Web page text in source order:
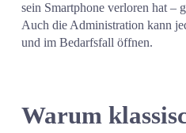
sein Smartphone verloren hat –
Auch die Administration kann
und im Bedarfsfall öffnen.
Warum